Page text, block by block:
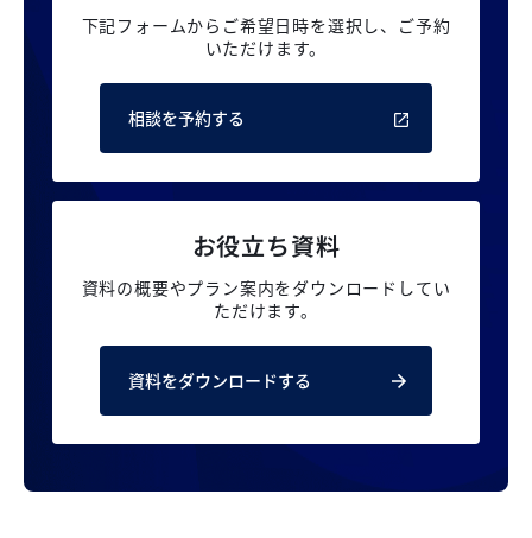
下記フォームからご希望日時を選択し、 ご予約
いただけます。
相談を予約する
お役立ち資料
資料の概要やプラン案内をダウンロードしてい
ただけます。
資料をダウンロードする